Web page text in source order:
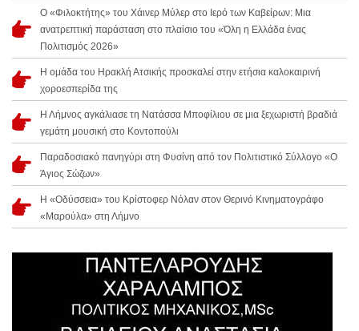
Ο «Φιλοκτήτης» του Χάινερ Μύλερ στο Ιερό των Καβείρων: Μια
ανατρεπτική παράσταση στο πλαίσιο του «Όλη η Ελλάδα ένας
Πολιτισμός 2026»
Η ομάδα του Ηρακλή Ατσικής προσκαλεί στην ετήσια καλοκαιρινή
χοροεσπερίδα της
Η Λήμνος αγκάλιασε τη Νατάσσα Μποφίλιου σε μια ξεχωριστή βραδιά
γεμάτη μουσική στο Κοντοπούλι
Παραδοσιακό πανηγύρι στη Φυσίνη από τον Πολιτιστικό Σύλλογο «Ο
Άγιος Σώζων»
Η «Οδύσσεια» του Κρίστοφερ Νόλαν στον Θερινό Κινηματογράφο
«Μαρούλα» στη Λήμνο